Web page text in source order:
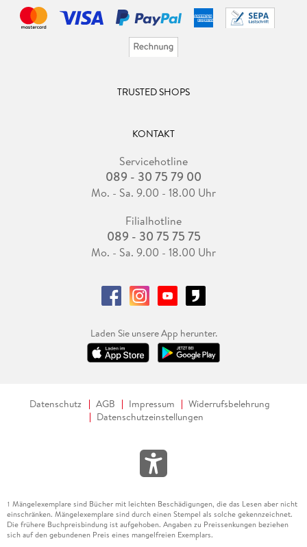
TRUSTED SHOPS
KONTAKT
Servicehotline
089 - 30 75 79 00
Mo. - Sa. 9.00 - 18.00 Uhr
Filialhotline
089 - 30 75 75 75
Mo. - Sa. 9.00 - 18.00 Uhr
Laden Sie unsere App herunter.
Datenschutz AGB Impressum
Widerrufsbelehrung
Datenschutzeinstellungen
1 Mängelexemplare sind Bücher mit leichten Beschädigungen, die das Lesen aber nicht
einschränken. Mängelexemplare sind durch einen Stempel als solche gekennzeichnet.
Die frühere Buchpreisbindung ist aufgehoben. Angaben zu Preissenkungen beziehen
sich auf den gebundenen Preis eines mangelfreien Exemplars.